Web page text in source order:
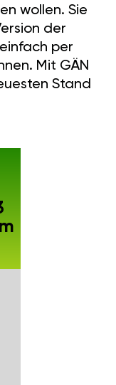
wollen. Sie
der
per
Mit GÄN
Stand